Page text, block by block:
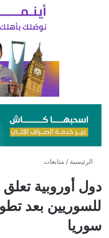
الرئيسية / متابعات
دول أوروبية
للسوريين بعد
سوريا